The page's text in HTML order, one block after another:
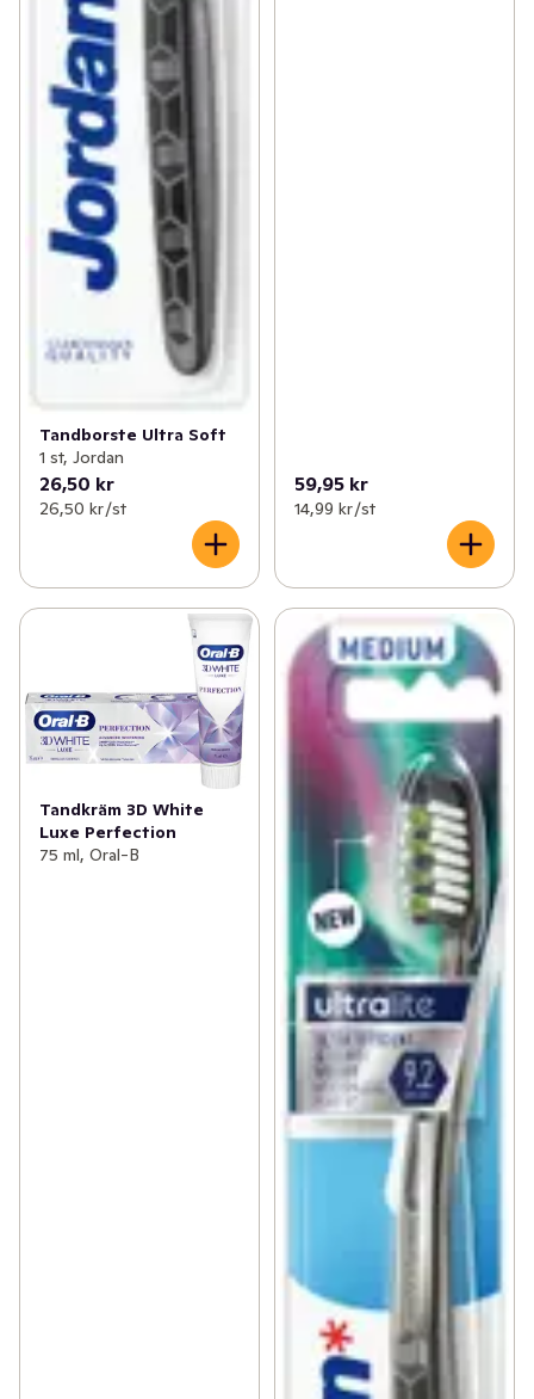
Tandborste Ultra Soft
1 st, Jordan
26,50 kr
26,50 kr /st
59,95 kr
14,99 kr /st
Tandkräm 3D White
Luxe Perfection
75 ml, Oral-B